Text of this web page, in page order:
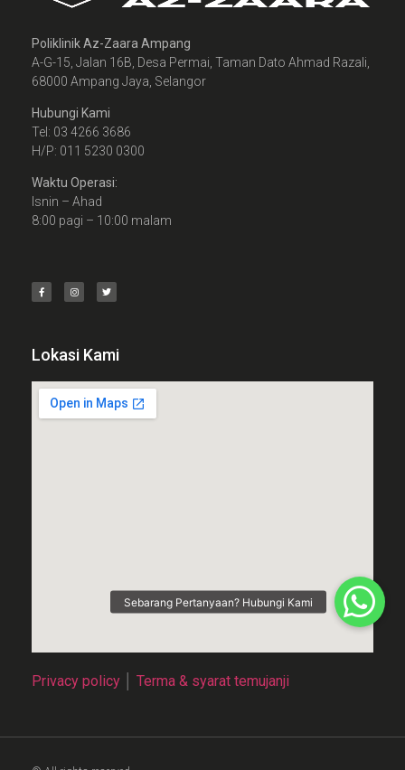
Poliklinik Az-Zaara Ampang
A-G-15, Jalan 16B, Desa Permai, Taman Dato Ahmad Razali,
68000 Ampang Jaya, Selangor
Hubungi Kami
Tel: 03 4266 3686
H/P: 011 5230 0300
Waktu Operasi:
Isnin – Ahad
8:00 pagi – 10:00 malam
Lokasi Kami
Privacy policy Terma & syarat temujanji